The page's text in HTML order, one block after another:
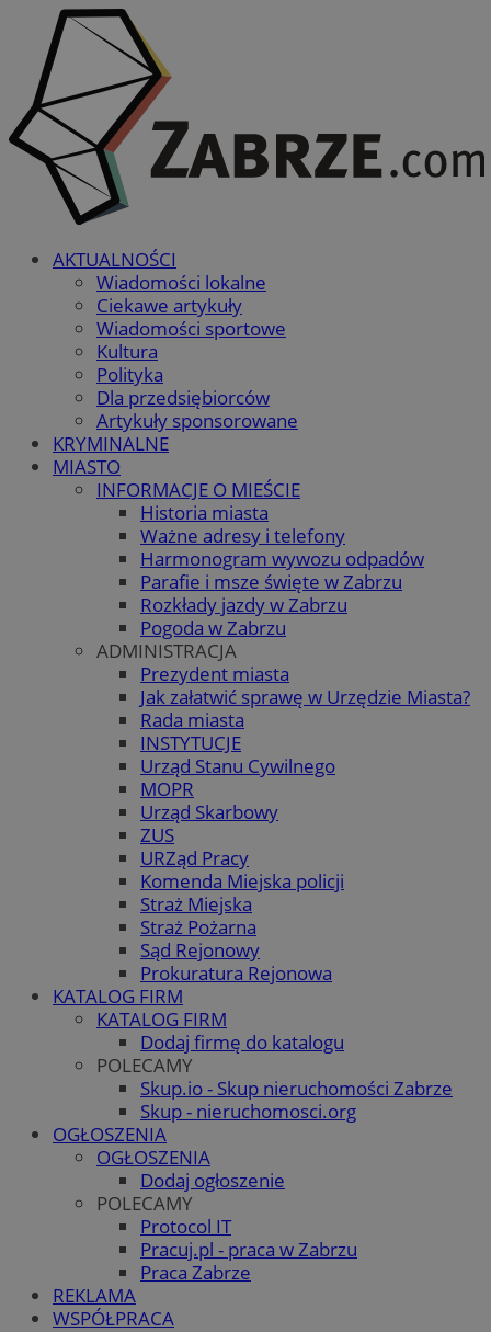
AKTUALNOŚCI
Wiadomości lokalne
Ciekawe artykuły
Wiadomości sportowe
Kultura
Polityka
Dla przedsiębiorców
Artykuły sponsorowane
KRYMINALNE
MIASTO
INFORMACJE O MIEŚCIE
Historia miasta
Ważne adresy i telefony
Harmonogram wywozu odpadów
Parafie i msze święte w Zabrzu
Rozkłady jazdy w Zabrzu
Pogoda w Zabrzu
ADMINISTRACJA
Prezydent miasta
Jak załatwić sprawę w Urzędzie Miasta?
Rada miasta
INSTYTUCJE
Urząd Stanu Cywilnego
MOPR
Urząd Skarbowy
ZUS
URZąd Pracy
Komenda Miejska policji
Straż Miejska
Straż Pożarna
Sąd Rejonowy
Prokuratura Rejonowa
KATALOG FIRM
KATALOG FIRM
Dodaj firmę do katalogu
POLECAMY
Skup.io - Skup nieruchomości Zabrze
Skup - nieruchomosci.org
OGŁOSZENIA
OGŁOSZENIA
Dodaj ogłoszenie
POLECAMY
Protocol IT
Pracuj.pl - praca w Zabrzu
Praca Zabrze
REKLAMA
WSPÓŁPRACA